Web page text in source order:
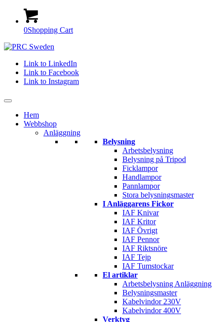
0Shopping Cart
Link to LinkedIn
Link to Facebook
Link to Instagram
Hem
Webbshop
Anläggning
Belysning
Arbetsbelysning
Belysning på Tripod
Ficklampor
Handlampor
Pannlampor
Stora belysningsmaster
I Anläggarens Fickor
IAF Knivar
IAF Kritor
IAF Övrigt
IAF Pennor
IAF Riktsnöre
IAF Tejp
IAF Tumstockar
El artiklar
Arbetsbelysning Anläggning
Belysningsmaster
Kabelvindor 230V
Kabelvindor 400V
Verktyg